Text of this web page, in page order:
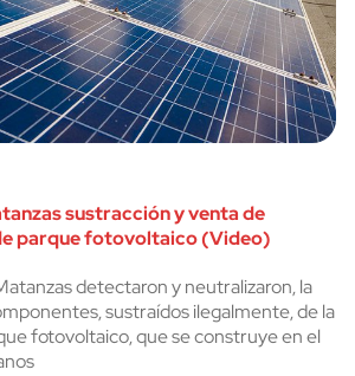
sustracción y venta de
parque fotovoltaico (Video)
detectaron y neutralizaron, la
sustraídos ilegalmente, de la
fotovoltaico, que se construye en el